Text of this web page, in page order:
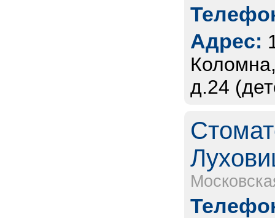
Адрес:
д.24